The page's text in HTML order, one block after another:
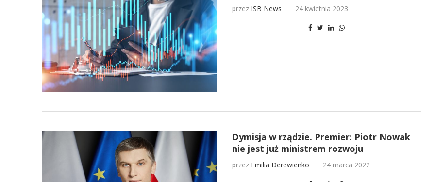
przez ISB News 24 kwietnia 2023
Dymisja w rządzie. Premier: Piotr Nowak
nie jest już ministrem rozwoju
przez Emilia Derewienko 24 marca 2022